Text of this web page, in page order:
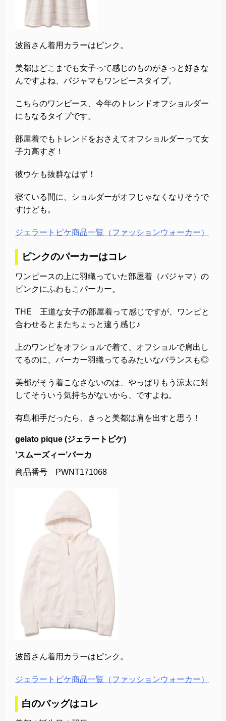
波留さん着用カラーはピンク。
美都はどこまでも女子って感じのものがきっと好きな
んですよね、パジャマもワンピースタイプ。
こちらのワンピース、今年のトレンドオフショルダー
にもなるタイプです。
部屋着でもトレンドをおさえてオフショルダーって女
子力高すぎ！
彼ウケも抜群なはず！
寝ている間に、ショルダーがオフじゃなくなりそうで
すけども。
ジェラートピケ商品一覧（ファッションウォーカー）
ピンクのパーカーはコレ
ワンピースの上に羽織っていた部屋着（パジャマ）の
ピンクにふわもこパーカー。
THE 王道な女子の部屋着って感じですが、ワンピと
合わせるとまたちょっと違う感じ♪
上のワンピをオフショルで着て、オフショルで肩出し
てるのに、パーカー羽織ってるみたいなバランスも◎
美都がそう着こなさないのは、やっぱりもう涼太に対
してそういう気持ちがないから、ですよね。
有島相手だったら、きっと美都は肩を出すと思う！
gelato pique (ジェラートピケ)
’スムーズィー’パーカ
商品番号 PWNT171068
波留さん着用カラーはピンク。
ジェラートピケ商品一覧（ファッションウォーカー）
白のバッグはコレ